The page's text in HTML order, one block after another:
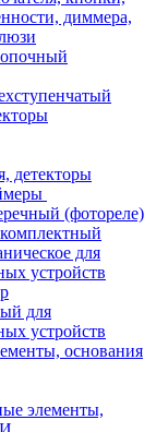
диммера,
детекторы
(фотореле)
для
устройств
для
устройств
основания
элементы,